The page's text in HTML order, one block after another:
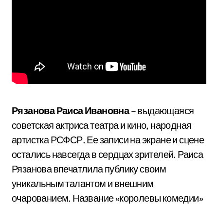
Рязанова Раиса Ивановна– выдающаяся
советская актриса театра и кино, народная
артистка РСФСР. Ее записи на экране и сцене
остались навсегда в сердцах зрителей. Раиса
Рязанова впечатлила публику своим
уникальным талантом и внешним
очарованием. Название «королевы комедии»